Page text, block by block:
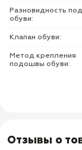
Разновидность
обуви:
Клапан обуви:
Метод крепления
подошвы обуви:
О товаре
Отзывы о